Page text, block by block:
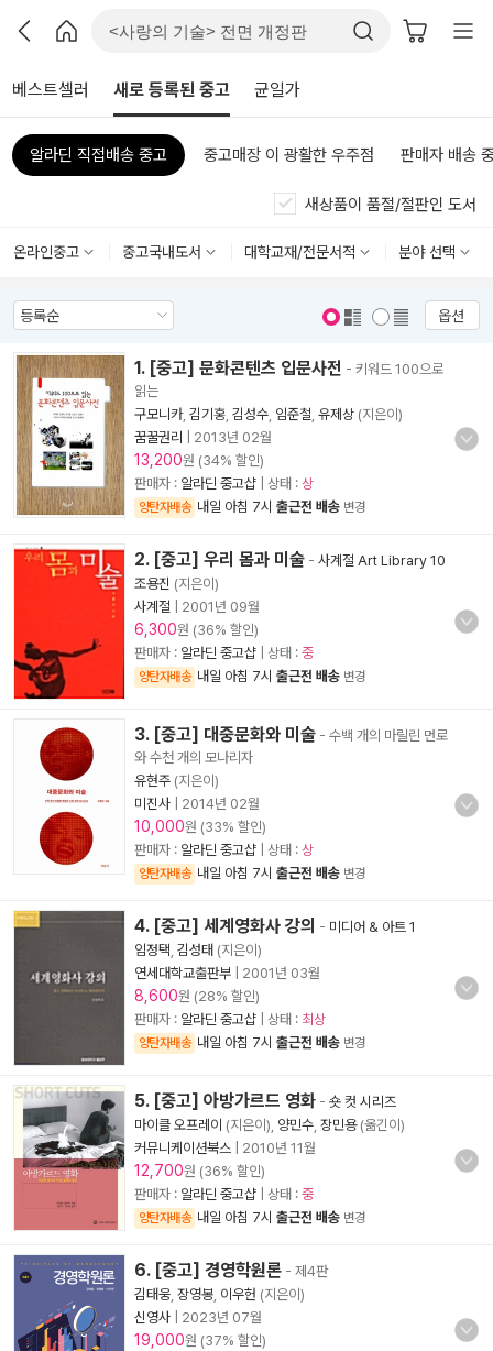
베스트셀러 새로 등록된 중고 균일가
알라딘 직접배송 중고 중고매장 이 광활한 우주점 판매자 배송
새상품이 품절/절판인 도서
온라인중고 중고국내도서 대학교재/전문서적 분야 선택
옵션
1. [중고] 문화콘텐츠 입문사전 - 키워드 100으로
읽는
구모니카, 김기홍 김성수 임준철 유제상 (지은이)
꿈꿀권리
2013년 02월
13,200원 (34% 할인)
판매자 : 알라딘 중고샵 | 상태 : 상
양탄자배송 내일 아침 7시 출근전 배송 변경
2. [중고] 우리 몸과 미술 - 사계절 Art Library 10
조용진 (지은이)
사계절
2001년 09월
6,300원 (36% 할인)
판매자 : 알라딘 중고샵 | 상태 : 중
양탄자배송 내일 아침 7시 출근전 배송 변경
3. [중고] 대중문화와 미술 - 수백 개의 마릴린 먼로
와 수천 개의 모나리자
유현주 (지은이)
미진사
2014년 02월
10,000원 (33% 할인)
판매자 : 알라딘 중고샵 | 상태 : 상
양탄자배송 내일 아침 7시 출근전 배송 변경
4. [중고] 세계영화사 강의 - 미디어 & 아트 1
임정택 김성태 (지은이)
연세대학교출판부
2001년 03월
8,600원 (28% 할인)
판매자 : 알라딘 중고샵 | 상태 : 최상
양탄자배송 내일 아침 7시 출근전 배송 변경
5. [중고] 아방가르드 영화 - 숏 컷 시리즈
마이클 오프레이 (지은이), 양민수 장민용(옮긴이)
커뮤니케이션북스
2010년 11월
12,700원 (36% 할인)
판매자 : 알라딘 중고샵 | 상태 : 중
양탄자배송 내일 아침 7시 출근전 배송 변경
6. [중고] 경영학원론 - 제4판
김태웅 장영봉 이우헌 (지은이)
신영사
2023년 07월
19,000원 (37% 할인)